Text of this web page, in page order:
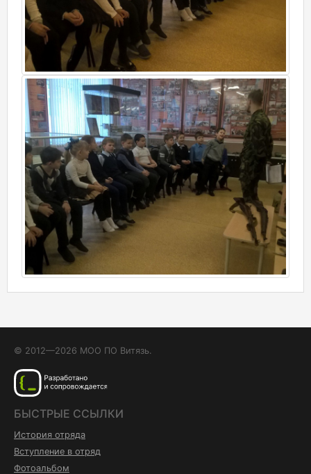
© 2012—2026 МОО ПО Витязь.
БЫСТРЫЕ ССЫЛКИ
История отряда
Вступление в отряд
Фотоальбом